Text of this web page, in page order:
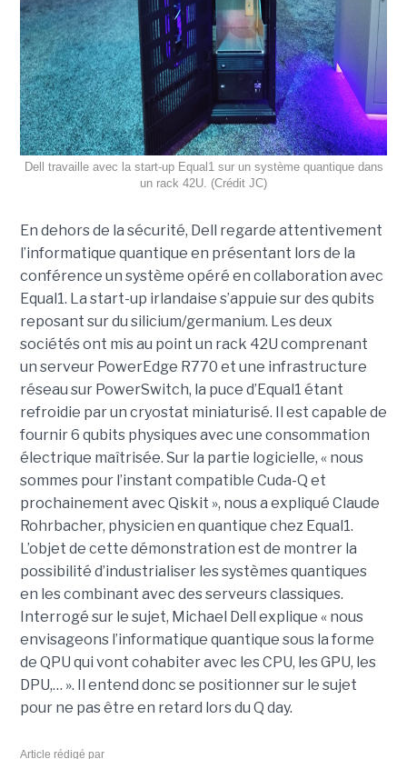
Dell travaille avec la start-up Equal1 sur un système quantique dans
un rack 42U. (Crédit JC)
En dehors de la sécurité, Dell regarde attentivement
l’informatique quantique en présentant lors de la
conférence un système opéré en collaboration avec
Equal1. La start-up irlandaise s’appuie sur des qubits
reposant sur du silicium/germanium. Les deux
sociétés ont mis au point un rack 42U comprenant
un serveur PowerEdge R770 et une infrastructure
réseau sur PowerSwitch, la puce d’Equal1 étant
refroidie par un cryostat miniaturisé. Il est capable de
fournir 6 qubits physiques avec une consommation
électrique maîtrisée. Sur la partie logicielle, « nous
sommes pour l’instant compatible Cuda-Q et
prochainement avec Qiskit », nous a expliqué Claude
Rohrbacher, physicien en quantique chez Equal1.
L’objet de cette démonstration est de montrer la
possibilité d’industrialiser les systèmes quantiques
en les combinant avec des serveurs classiques.
Interrogé sur le sujet, Michael Dell explique « nous
envisageons l’informatique quantique sous la forme
de QPU qui vont cohabiter avec les CPU, les GPU, les
DPU,… ». Il entend donc se positionner sur le sujet
pour ne pas être en retard lors du Q day.
Article rédigé par